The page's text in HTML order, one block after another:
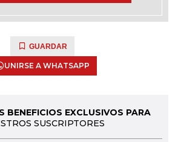
GUARDAR
UNIRSE A WHATSAPP
BENEFICIOS EXCLUSIVOS PARA
SUSCRIPTORES